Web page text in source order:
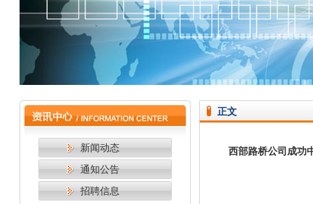
新闻动态
通知公告
招聘信息
正文
西部路桥公司成功